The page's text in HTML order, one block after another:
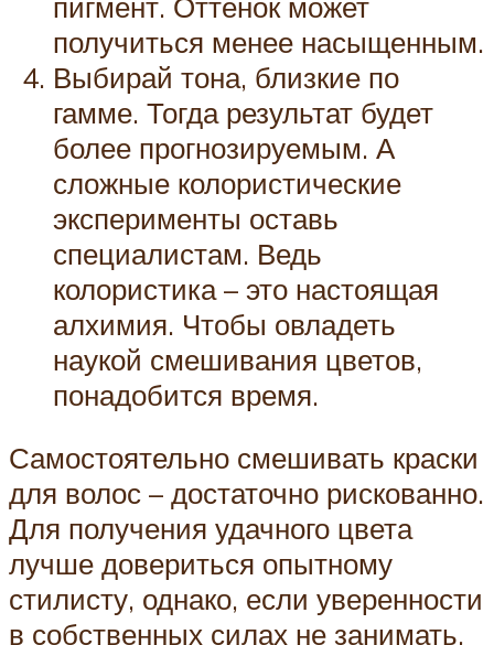
получиться менее насыщенным.
Выбирай тона, близкие по
гамме. Тогда результат будет
более прогнозируемым. А
сложные колористические
эксперименты оставь
специалистам. Ведь
колористика – это настоящая
алхимия. Чтобы овладеть
наукой смешивания цветов,
понадобится время.
Самостоятельно смешивать краски
для волос – достаточно рискованно.
Для получения удачного цвета
лучше довериться опытному
стилисту, однако, если уверенности
в собственных силах не занимать,